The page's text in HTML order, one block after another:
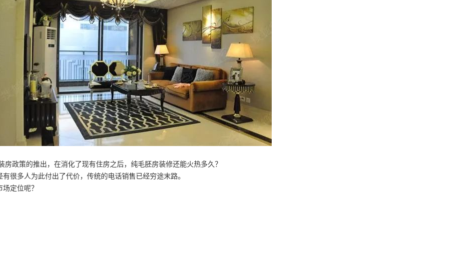
政策的推出，在消化了现有住房之后，纯毛胚房装修还能火热多久？
很多人为此付出了代价，传统的电话销售已经穷途末路。
定位呢？